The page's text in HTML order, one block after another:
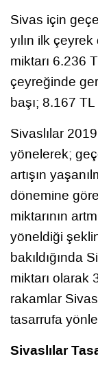
Sivas için
yılın ilk
miktarı 6.236
çeyreğinde
başı; 8.167
Sivaslılar
yönelerek;
artışın
dönemine
miktarının
yöneldiği
bakıldığında
miktarı olarak
rakamlar
tasarrufa
Sivaslılar